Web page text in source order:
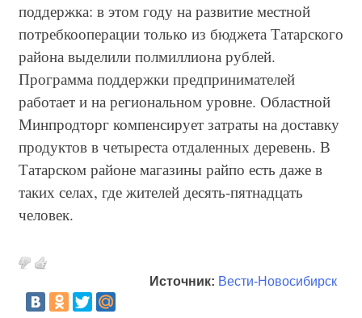
поддержка: в этом году на развитие местной
потребкооперации только из бюджета Татарского
района выделили полмиллиона рублей.
Программа поддержки предпринимателей
работает и на региональном уровне. Областной
Минпродторг компенсирует затраты на доставку
продуктов в четыреста отдаленных деревень. В
Татарском районе магазины райпо есть даже в
таких селах, где жителей десять-пятнадцать
человек.
Источник: Вести-Новосибирск